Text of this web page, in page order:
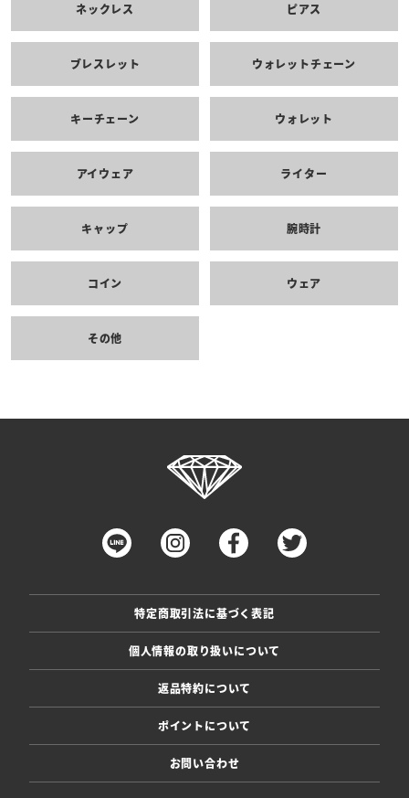
ネックレス ピアス
ブレスレット ウォレットチェーン
キーチェーン ウォレット
アイウェア ライター
キャップ 腕時計
コイン ウェア
その他
特定商取引法に基づく表記
個人情報の取り扱いについて
返品特約について
ポイントについて
お問い合わせ